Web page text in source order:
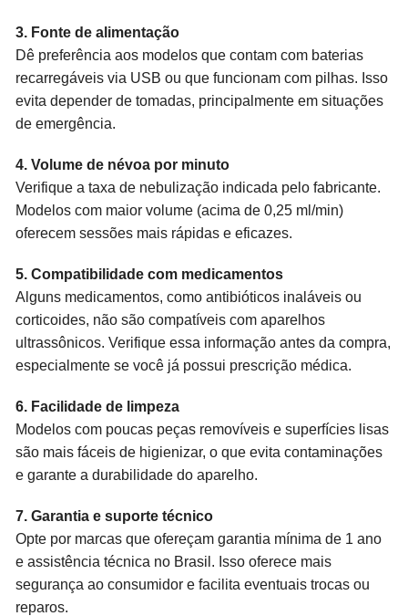
3. Fonte de alimentação
Dê preferência aos modelos que contam com baterias
recarregáveis via USB ou que funcionam com pilhas. Isso
evita depender de tomadas, principalmente em situações
de emergência.
4. Volume de névoa por minuto
Verifique a taxa de nebulização indicada pelo fabricante.
Modelos com maior volume (acima de 0,25 ml/min)
oferecem sessões mais rápidas e eficazes.
5. Compatibilidade com medicamentos
Alguns medicamentos, como antibióticos inaláveis ou
corticoides, não são compatíveis com aparelhos
ultrassônicos. Verifique essa informação antes da compra,
especialmente se você já possui prescrição médica.
6. Facilidade de limpeza
Modelos com poucas peças removíveis e superfícies lisas
são mais fáceis de higienizar, o que evita contaminações
e garante a durabilidade do aparelho.
7. Garantia e suporte técnico
Opte por marcas que ofereçam garantia mínima de 1 ano
e assistência técnica no Brasil. Isso oferece mais
segurança ao consumidor e facilita eventuais trocas ou
reparos.